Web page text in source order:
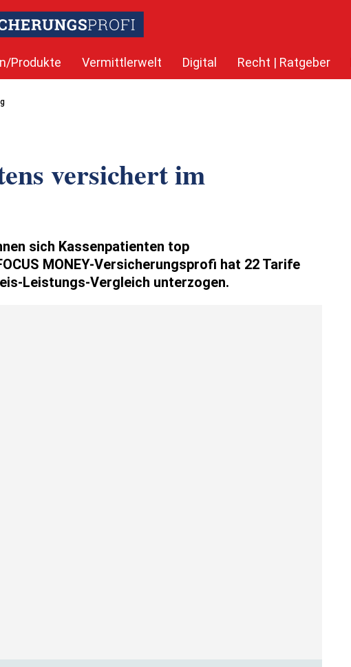
Produkte Vermittlerwelt Digital Recht | Ratgeber
versichert im
sich Kassenpatienten top
MONEY-Versicherungsprofi hat 22 Tarife
Leistungs-Vergleich unterzogen.